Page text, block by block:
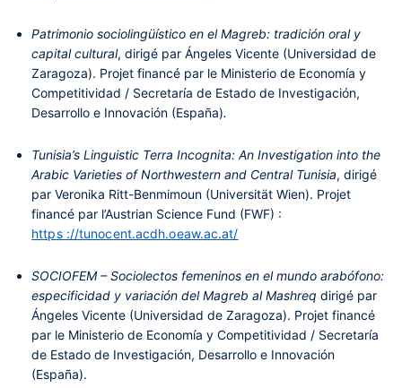
Patrimonio sociolingüístico en el Magreb: tradición oral y
capital cultural, dirigé par Ángeles Vicente (Universidad de
Zaragoza). Projet financé par le Ministerio de Economía y
Competitividad / Secretaría de Estado de Investigación,
Desarrollo e Innovación (España).
Tunisia’s Linguistic Terra Incognita: An Investigation into the
Arabic Varieties of Northwestern and Central Tunisia, dirigé
par Veronika Ritt-Benmimoun (Universität Wien). Projet
financé par l’Austrian Science Fund (FWF) :
https ://tunocent.acdh.oeaw.ac.at/
SOCIOFEM – Sociolectos femeninos en el mundo arabófono:
especificidad y variación del Magreb al Mashreqdirigé par
Ángeles Vicente (Universidad de Zaragoza). Projet financé
par le Ministerio de Economía y Competitividad / Secretaría
de Estado de Investigación, Desarrollo e Innovación
(España).